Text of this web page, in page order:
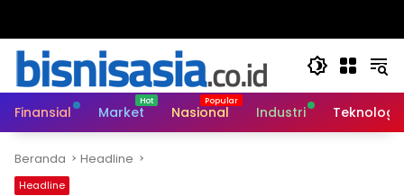
Finansial Market Nasional Industri Teknologi
Beranda Headline
Headline